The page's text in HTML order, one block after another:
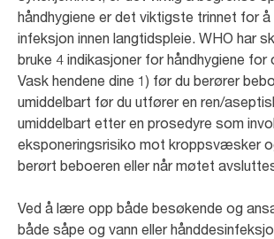
håndhygiene er det viktigste trinnet for
infeksjon innen langtidspleie. WHO har
bruke 4 indikasjoner for håndhygiene
Vask hendene dine 1) før du berører
umiddelbart før du utfører en ren/
umiddelbart etter en prosedyre som
eksponeringsrisiko mot kroppsvæsker
berørt beboeren eller når møtet
Ved å lære opp både besøkende og
både såpe og vann eller